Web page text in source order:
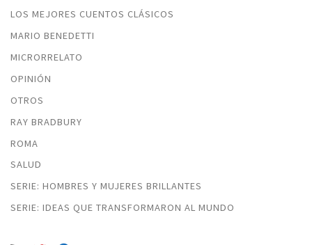
LOS MEJORES CUENTOS CLÁSICOS
MARIO BENEDETTI
MICRORRELATO
OPINIÓN
OTROS
RAY BRADBURY
ROMA
SALUD
SERIE: HOMBRES Y MUJERES BRILLANTES
SERIE: IDEAS QUE TRANSFORMARON AL MUNDO